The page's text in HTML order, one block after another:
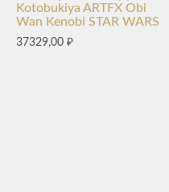
Kotobukiya ARTFX Obi
Wan Kenobi STAR WARS
37329,00 ₽